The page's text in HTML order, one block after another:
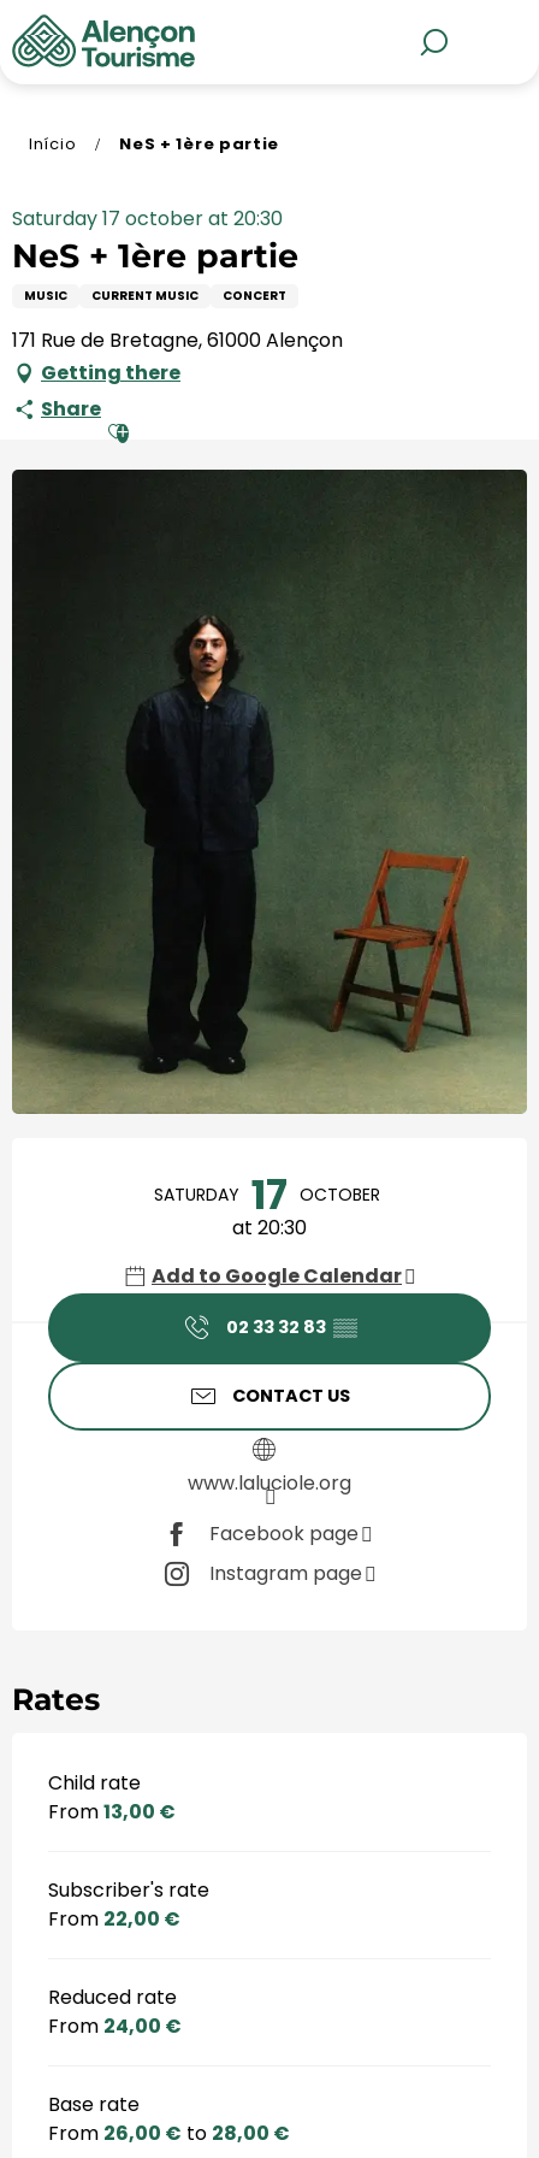
Aller
au
contenu
Início NeS + 1ère partie
Saturday 17 october at 20:30
NeS + 1ère partie
MUSIC CURRENT MUSIC CONCERT
171 Rue de Bretagne, 61000 Alençon
Getting there
Share Ajouter aux favoris
SATURDAY 17 OCTOBER
at 20:30
Add to Google Calendar
02 33 32 83 ▒▒
CONTACT US
www.laluciole.org
Facebook page
Instagram page
Rates
Child rate
From13,00 €
Subscriber's rate
From 22,00 €
Reduced rate
From 24,00 €
Base rate
From 26,00 € to 28,00 €